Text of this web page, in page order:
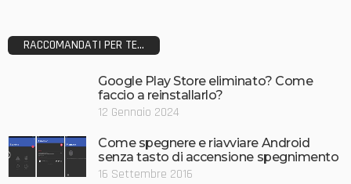
RACCOMANDATI PER TE...
Google Play Store eliminato? Come
faccio a reinstallarlo?
12 Gennaio 2024
Come spegnere e riavviare Android
senza tasto di accensione spegnimento
16 Settembre 2016